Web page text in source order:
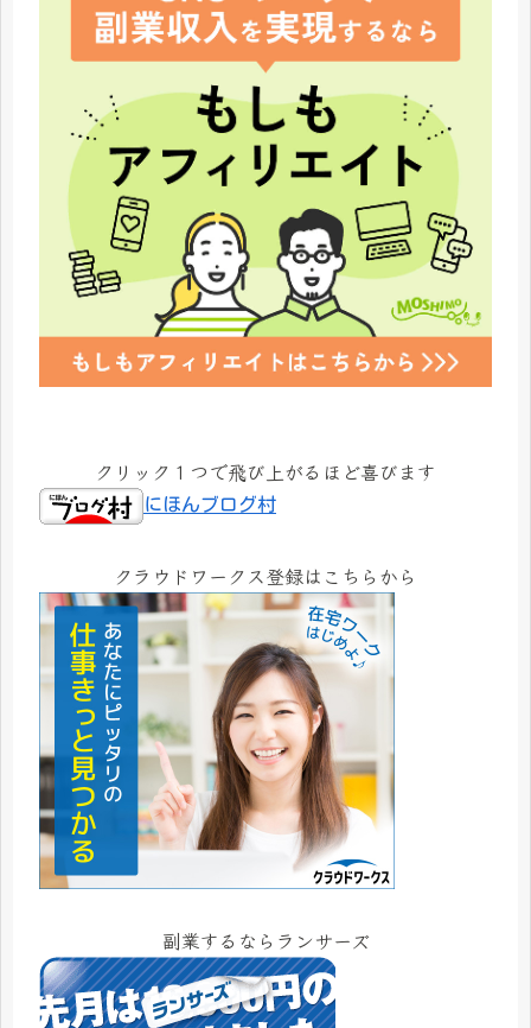
クリック１つで飛び上がるほど喜びます
にほんブログ村
クラウドワークス登録はこちらから
副業するならランサーズ